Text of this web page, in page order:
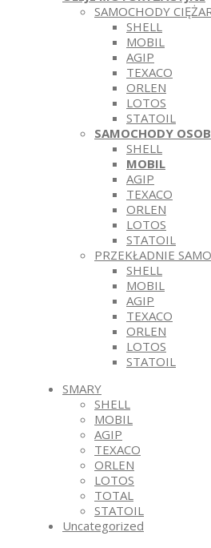
SAMOCHODY
SHELL
MOBIL
AGIP
TEXACO
ORLEN
LOTOS
STATOIL
SAMOCHODY
SHELL
MOBIL
AGIP
TEXACO
ORLEN
LOTOS
STATOIL
PRZEKŁADNIE
SHELL
MOBIL
AGIP
TEXACO
ORLEN
LOTOS
STATOIL
SMARY
SHELL
MOBIL
AGIP
TEXACO
ORLEN
LOTOS
TOTAL
STATOIL
Uncategorized